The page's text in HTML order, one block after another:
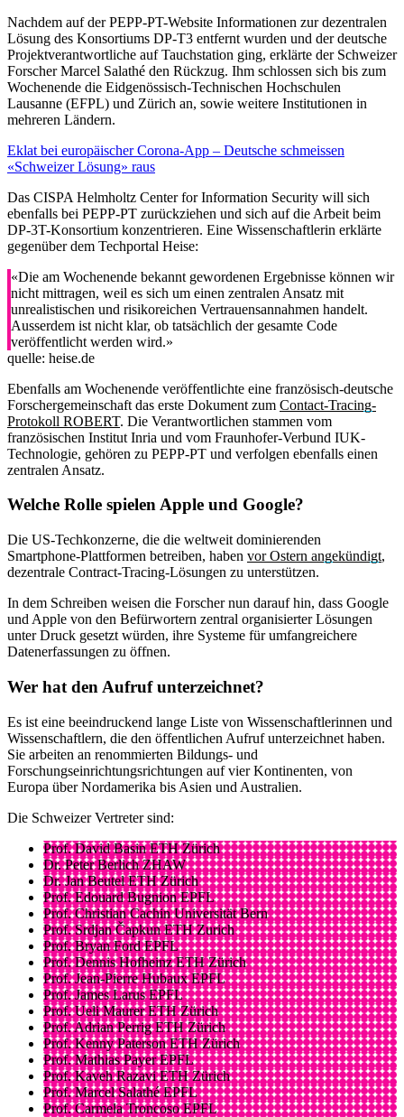
Nachdem auf der PEPP-PT-Website Informationen zur dezentralen
Lösung des Konsortiums DP-T3 entfernt wurden und der deutsche
Projektverantwortliche auf Tauchstation ging, erklärte der Schweizer
Forscher Marcel Salathé den Rückzug. Ihm schlossen sich bis zum
Wochenende die Eidgenössisch-Technischen Hochschulen
Lausanne (EFPL) und Zürich an, sowie weitere Institutionen in
mehreren Ländern.
Eklat bei europäischer Corona-App – Deutsche schmeissen
«Schweizer Lösung» raus
Das CISPA Helmholtz Center for Information Security will sich
ebenfalls bei PEPP-PT zurückziehen und sich auf die Arbeit beim
DP-3T-Konsortium konzentrieren. Eine Wissenschaftlerin erklärte
gegenüber dem Techportal Heise:
«Die am Wochenende bekannt gewordenen Ergebnisse können wir
nicht mittragen, weil es sich um einen zentralen Ansatz mit
unrealistischen und risikoreichen Vertrauensannahmen handelt.
Ausserdem ist nicht klar, ob tatsächlich der gesamte Code
veröffentlicht werden wird.»
quelle: heise.de
Ebenfalls am Wochenende veröffentlichte eine französisch-deutsche
Forschergemeinschaft das erste Dokument zum Contact-Tracing-
Protokoll ROBERT. Die Verantwortlichen stammen vom
französischen Institut Inria und vom Fraunhofer-Verbund IUK-
Technologie, gehören zu PEPP-PT und verfolgen ebenfalls einen
zentralen Ansatz.
Welche Rolle spielen Apple und Google?
Die US-Techkonzerne, die die weltweit dominierenden
Smartphone-Plattformen betreiben, haben vor Ostern angekündigt,
dezentrale Contract-Tracing-Lösungen zu unterstützen.
In dem Schreiben weisen die Forscher nun darauf hin, dass Google
und Apple von den Befürwortern zentral organisierter Lösungen
unter Druck gesetzt würden, ihre Systeme für umfangreichere
Datenerfassungen zu öffnen.
Wer hat den Aufruf unterzeichnet?
Es ist eine beeindruckend lange Liste von Wissenschaftlerinnen und
Wissenschaftlern, die den öffentlichen Aufruf unterzeichnet haben.
Sie arbeiten an renommierten Bildungs- und
Forschungseinrichtungsrichtungen auf vier Kontinenten, von
Europa über Nordamerika bis Asien und Australien.
Die Schweizer Vertreter sind:
Prof. David Basin ETH Zürich
Dr. Peter Berlich ZHAW
Dr. Jan Beutel ETH Zürich
Prof. Edouard Bugnion EPFL
Prof. Christian Cachin Universität Bern
Prof. Srdjan Čapkun ETH Zurich
Prof. Bryan Ford EPFL
Prof. Dennis Hofheinz ETH Zürich
Prof. Jean-Pierre Hubaux EPFL
Prof. James Larus EPFL
Prof. Ueli Maurer ETH Zürich
Prof. Adrian Perrig ETH Zürich
Prof. Kenny Paterson ETH Zürich
Prof. Mathias Payer EPFL
Prof. Kaveh Razavi ETH Zürich
Prof. Marcel Salathé EPFL
Prof. Carmela Troncoso EPFL